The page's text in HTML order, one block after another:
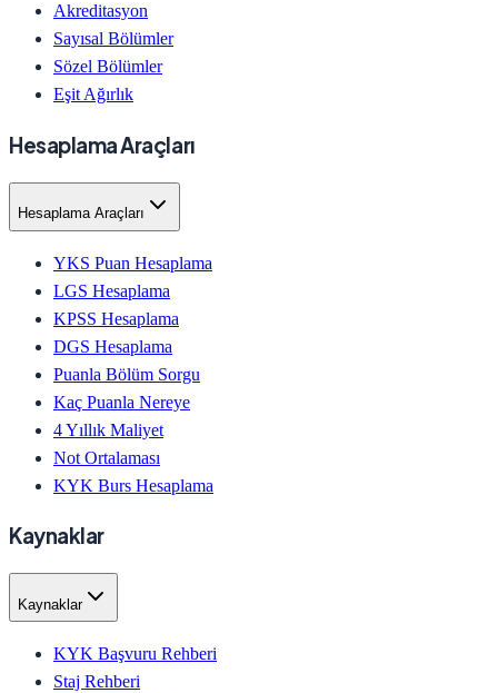
Akreditasyon
Sayısal Bölümler
Sözel Bölümler
Eşit Ağırlık
Hesaplama Araçları
Hesaplama Araçları
YKS Puan Hesaplama
LGS Hesaplama
KPSS Hesaplama
DGS Hesaplama
Puanla Bölüm Sorgu
Kaç Puanla Nereye
4 Yıllık Maliyet
Not Ortalaması
KYK Burs Hesaplama
Kaynaklar
Kaynaklar
KYK Başvuru Rehberi
Staj Rehberi